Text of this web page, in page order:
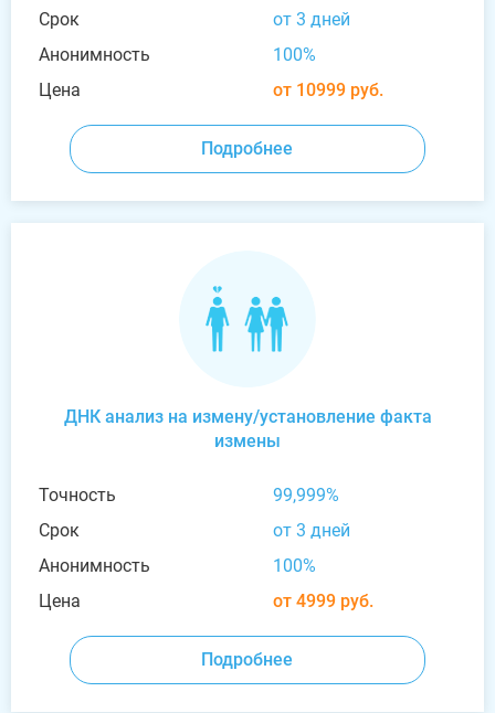
Срок
от 3 дней
Анонимность
100%
Цена
от 10999 руб.
Подробнее
ДНК анализ на измену/установление факта
измены
Точность
99,999%
Срок
от 3 дней
Анонимность
100%
Цена
от 4999 руб.
Подробнее